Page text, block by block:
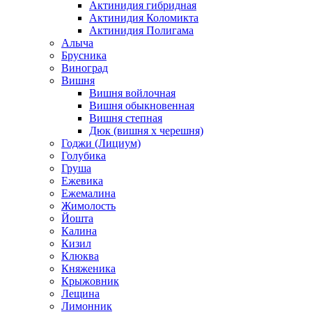
Актинидия гибридная
Актинидия Коломикта
Актинидия Полигама
Алыча
Брусника
Виноград
Вишня
Вишня войлочная
Вишня обыкновенная
Вишня степная
Дюк (вишня х черешня)
Годжи (Лициум)
Голубика
Груша
Ежевика
Ежемалина
Жимолость
Йошта
Калина
Кизил
Клюква
Княженика
Крыжовник
Лещина
Лимонник